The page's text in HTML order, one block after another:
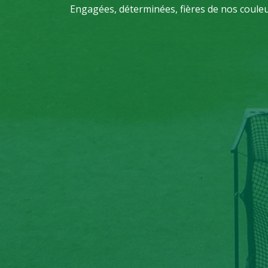
Engagées, déterminées, fières de nos